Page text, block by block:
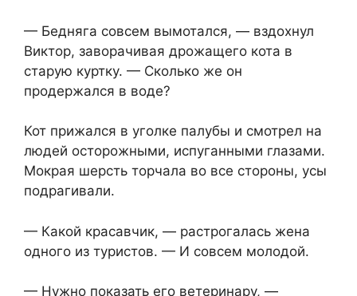
— Бедняга совсем вымотался, — вздохнул
Виктор, заворачивая дрожащего кота в
старую куртку. — Сколько же он
продержался в воде?
Кот прижался в уголке палубы и смотрел на
людей осторожными, испуганными глазами.
Мокрая шерсть торчала во все стороны, усы
подрагивали.
— Какой красавчик, — растрогалась жена
одного из туристов. — И совсем молодой.
— Нужно показать его ветеринару, —